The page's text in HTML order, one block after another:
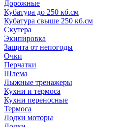
Дорожные
Кубатура до 250 кб.см
Кубатура свыше 250 кб.см
Скутера
Экипировка
Защита от непогоды
Очки
Перчатки
Шлема
Лыжные тренажеры
Кухни и термоса
Кухни переносные
Термоса
Лодки моторы